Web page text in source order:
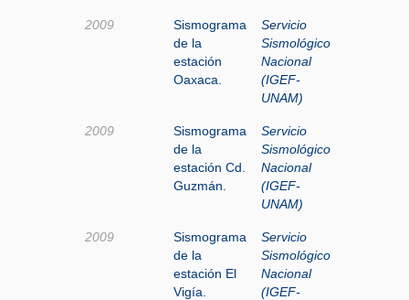
2009
Sismograma
de la
estación
Oaxaca.
Servicio
Sismológico
Nacional
(IGEF-
UNAM)
2009
Sismograma
de la
estación Cd.
Guzmán.
Servicio
Sismológico
Nacional
(IGEF-
UNAM)
2009
Sismograma
de la
estación El
Vigía.
Servicio
Sismológico
Nacional
(IGEF-